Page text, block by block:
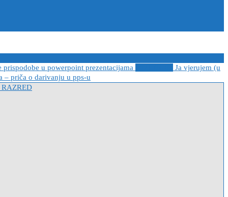
prispodobe u powerpoint prezentacijama
Ja vjerujem (u
– priča o darivanju u pps-u
RAZRED